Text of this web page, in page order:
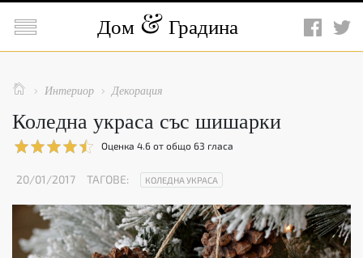
 Дом Градина
  Интериор  Декорация
Коледна украса със шишарки
Оценка 4.6 от общо 63 гласа
20/01/2017 ТАГОВЕ: КОЛЕДНА УКРАСА